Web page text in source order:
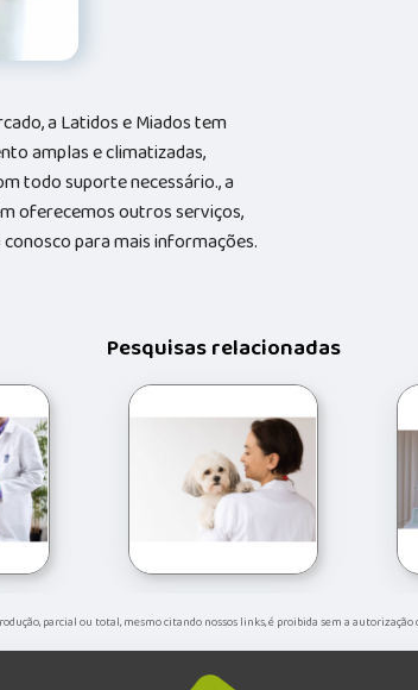
a Latidos e Miados tem
amplas e climatizadas,
todo suporte necessário., a
oferecemos outros serviços,
para mais informações.
Pesquisas relacionadas
parcial ou total, mesmo citando nossos links, é proibida sem a